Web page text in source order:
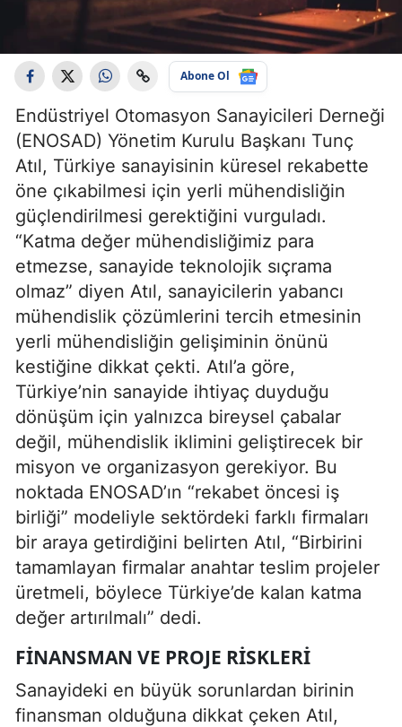
Abone Ol
Endüstriyel Otomasyon Sanayicileri Derneği
(ENOSAD) Yönetim Kurulu Başkanı Tunç
Atıl, Türkiye sanayisinin küresel rekabette
öne çıkabilmesi için yerli mühendisliğin
güçlendirilmesi gerektiğini vurguladı.
“Katma değer mühendisliğimiz para
etmezse, sanayide teknolojik sıçrama
olmaz” diyen Atıl, sanayicilerin yabancı
mühendislik çözümlerini tercih etmesinin
yerli mühendisliğin gelişiminin önünü
kestiğine dikkat çekti. Atıl’a göre,
Türkiye’nin sanayide ihtiyaç duyduğu
dönüşüm için yalnızca bireysel çabalar
değil, mühendislik iklimini geliştirecek bir
misyon ve organizasyon gerekiyor. Bu
noktada ENOSAD’ın “rekabet öncesi iş
birliği” modeliyle sektördeki farklı firmaları
bir araya getirdiğini belirten Atıl, “Birbirini
tamamlayan firmalar anahtar teslim projeler
üretmeli, böylece Türkiye’de kalan katma
değer artırılmalı” dedi.
FINANSMAN VE PROJE RISKLERI
Sanayideki en büyük sorunlardan birinin
finansman olduğuna dikkat çeken Atıl,